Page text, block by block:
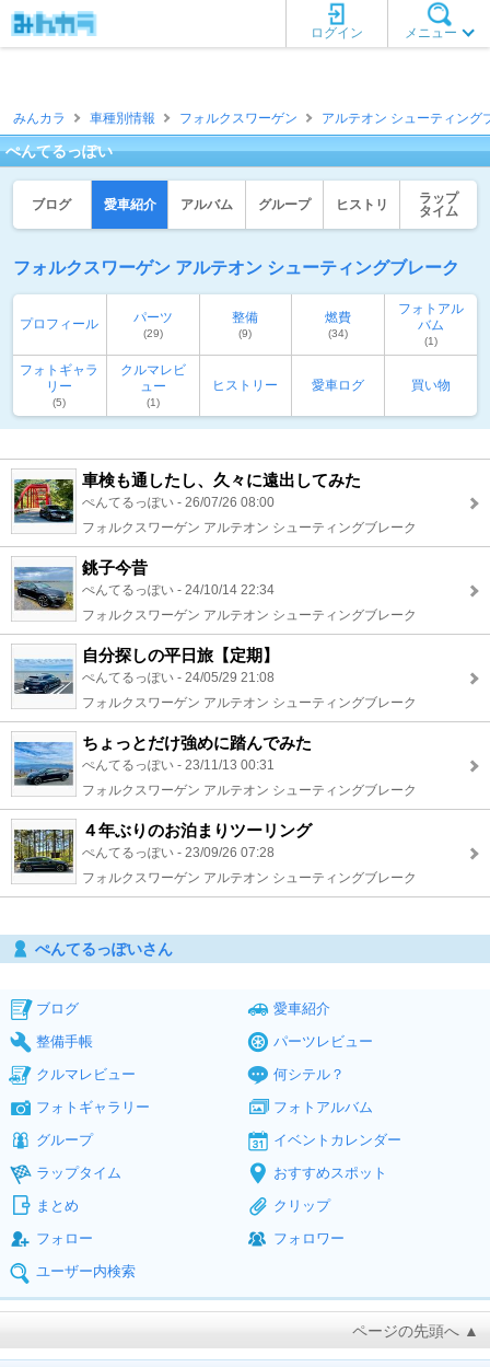
メニュー
ログイン
みんカラ 車種別情報 フォルクスワーゲン アルテオン シューティング
ぺんてるっぽい
ブログ 愛車紹介 アルバム グループ ヒストリ
ラップ
タイム
フォルクスワーゲン アルテオン シューティングブレーク
プロフィール パーツ
(29)
整備
(9)
燃費
(34)
フォトアル
バム
(1)
フォトギャラ
リー
(5)
クルマレビ
ュー
(1)
ヒストリー 愛車ログ 買い物
車検も通したし、久々に遠出してみた
ぺんてるっぽい - 26/07/26 08:00
フォルクスワーゲン アルテオン シューティングブレーク
銚子今昔
ぺんてるっぽい - 24/10/14 22:34
フォルクスワーゲン アルテオン シューティングブレーク
自分探しの平日旅【定期】
ぺんてるっぽい - 24/05/29 21:08
フォルクスワーゲン アルテオン シューティングブレーク
ちょっとだけ強めに踏んでみた
ぺんてるっぽい - 23/11/13 00:31
フォルクスワーゲン アルテオン シューティングブレーク
４年ぶりのお泊まりツーリング
ぺんてるっぽい - 23/09/26 07:28
フォルクスワーゲン アルテオン シューティングブレーク
ぺんてるっぽいさん
ブログ
愛車紹介
整備手帳
パーツレビュー
クルマレビュー
何シテル？
フォトギャラリー
フォトアルバム
グループ
イベントカレンダー
ラップタイム
おすすめスポット
まとめ
クリップ
フォロー
フォロワー
ユーザー内検索
ページの先頭へ ▲